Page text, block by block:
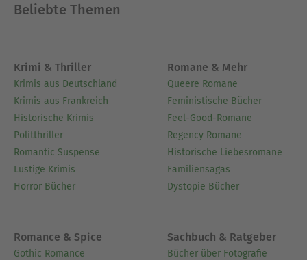
Beliebte Themen
Krimi & Thriller
Krimis aus Deutschland
Krimis aus Frankreich
Historische Krimis
Politthriller
Romantic Suspense
Lustige Krimis
Horror Bücher
Romane & Mehr
Queere Romane
Feministische Bücher
Feel-Good-Romane
Regency Romane
Historische Liebesromane
Familiensagas
Dystopie Bücher
Romance & Spice
Gothic Romance
Sachbuch & Ratgeber
Bücher über Fotografie